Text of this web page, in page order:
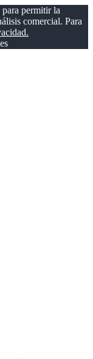
permitir la
comercial. Para